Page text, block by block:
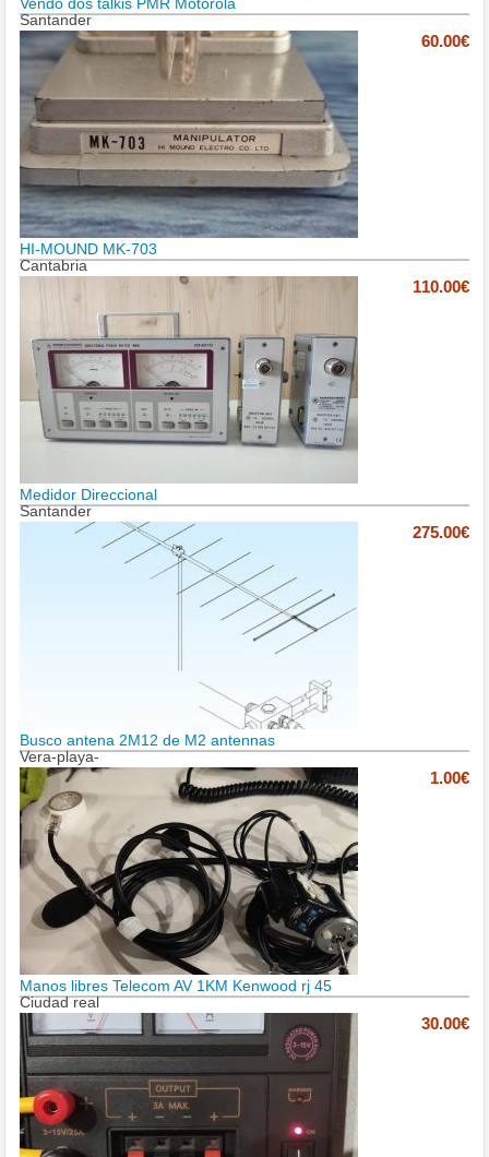
Santander
60.00€
HI-MOUND MK-703
Cantabria
110.00€
Medidor Direccional
Santander
275.00€
Busco antena 2M12 de M2 antennas
Vera-playa-
1.00€
Manos libres Telecom AV 1KM Kenwood rj 45
Ciudad real
30.00€